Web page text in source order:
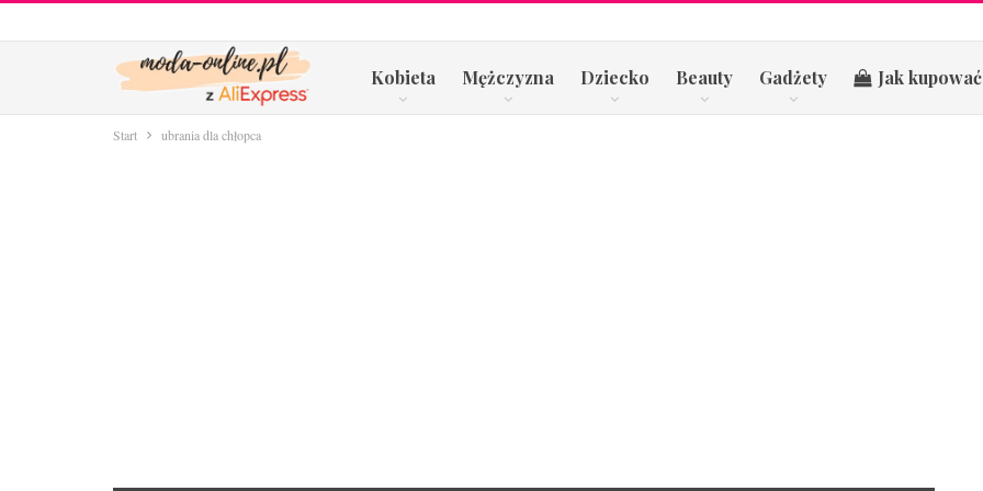
Kobieta Mężczyzna Dziecko Beauty Gadżety Jak
Start ubrania dla chłopca